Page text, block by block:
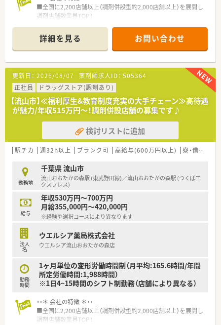
■全国に2,200店舗以上（調剤併設型約2,000店舗以上）を展開し
調剤店舗数業界TOP！
頑張り次第で高給与も可能！
■経験や勤務コースによりますが、経験の少ない方でも500万前
半スタートと業界TOP水準！
■職種や職域に合わせ、豊富な社内研修や外部組織と連携した研
修を用意されています
■薬剤師が中心の会社だからこそ活躍できるキャリアパスが多
種多様に用意されています。
■店舗拡大に伴い、エリアマネジャーや営業部長等のマネジメン
トのポジションも増えます。
■在宅や教育等の専門性を活かせるスペシャリストを目指すこ
とも可能です。
■その他にも、管理部門や商品部門等の本社スタッフなど活動領
域は多種多様です。
■在宅実施店舗は年々増加しており、在宅医療へもしっかりと関
■育児休暇は3歳まで取得が可能で、時短制度は小学5年生まで
時短勤務ができるよう変更予定です。
■年間休日が120日とワークライフバランスが整っています
■日用品から常備薬まで、従業員割引制度など嬉しいメリットも
たくさんあります！
詳細を見る お問い合わせ
更新日： 2026/08/07 薬剤師求人ID： 505364
正社員
ドラッグストア(調剤あり)
【流山市】≪福利厚生&教育制度充実の大手チェーン≫高待遇
が魅力/年収515万円～！調剤併設店舗の募集です♪
検討リストに追加
駅チカ 週32h以上 ブランク可 高給与(600万円以上) 寮・借上社宅あり
勤務地
千葉県 流山市
流山おおたかの森駅 (東武野田線)／流山おおたかの森駅 (つくばエ
クスプレス)
給与
年収530万円～700万円
月給355,000円～420,000円
※経験や選択コースにより異なります
法人
名
ウエルシア薬局株式会社
ウエルシア流山おおたかの森店
勤務
時間
1ヶ月単位の変形労働時間制（月平均:165.6時間/年間
所定労働時間:1,988時間）
※1日4~15時間のシフト制勤務（店舗により異なる）
・・＊ 会社の特徴 ＊・・
■全国に2,200店舗以上（調剤併設型約2,000店舗以上）を展開し
調剤店舗数業界TOP！